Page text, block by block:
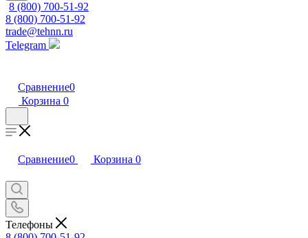
8 (800) 700-51-92
8 (800) 700-51-92
trade@tehnn.ru
Telegram
Сравнение0
Корзина 0
Сравнение0 Корзина 0
Телефоны